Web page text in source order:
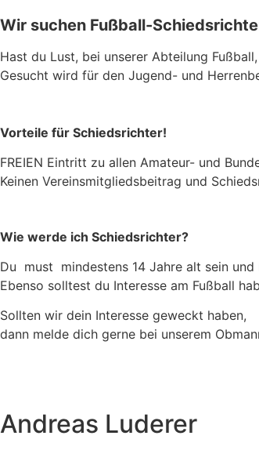
Wir suchen Fußball-
Hast du Lust, bei unserer Abteilung
Gesucht wird für den Jugend- und
Vorteile für Schiedsrichter!
FREIEN Eintritt zu allen Amateur- und
Keinen Vereinsmitgliedsbeitrag und
Wie werde ich Schiedsrichter?
Du must mindestens 14 Jahre alt sein und
Ebenso solltest du Interesse am Fußball
Sollten wir dein Interesse geweckt haben,
dann melde dich gerne bei unserem
Andreas Luderer